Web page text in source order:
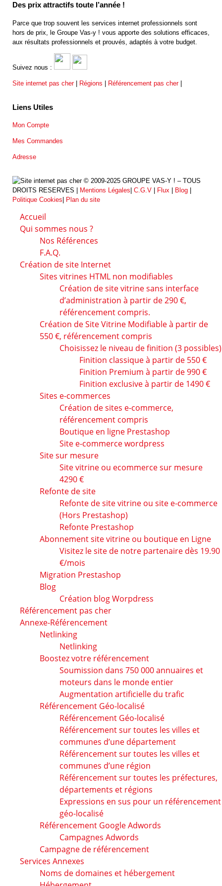
Des prix attractifs toute l’année !
Parce que trop souvent les services internet professionnels sont
hors de prix, le Groupe Vas-y ! vous apporte des solutions efficaces,
aux résultats professionnels et prouvés, adaptés à votre budget.
Suivez nous :
Site internet pas cher| Régions | Référencement pas cher|
Liens Utiles
Mon Compte
Mes Commandes
Adresse
© 2009-2025 GROUPE VAS-Y ! – TOUS
DROITS RESERVES |
Mentions Légales C.G.V Flux Blog
Politique Cookies
Plan du site
Accueil
Qui sommes nous ?
Nos Références
F.A.Q.
Création de site Internet
Sites vitrines HTML non modifiables
Création de site vitrine sans interface
d’administration à partir de 290 €,
référencement compris.
Création de Site Vitrine Modifiable à partir de
550 €, référencement compris
Choisissez le niveau de finition (3 possibles)
Finition classique à partir de 550 €
Finition Premium à partir de 990 €
Finition exclusive à partir de 1490 €
Sites e-commerces
Création de sites e-commerce,
référencement compris
Boutique en ligne Prestashop
Site e-commerce wordpress
Site sur mesure
Site vitrine ou ecommerce sur mesure
4290 €
Refonte de site
Refonte de site vitrine ou site e-commerce
(Hors Prestashop)
Refonte Prestashop
Abonnement site vitrine ou boutique en Ligne
Visitez le site de notre partenaire dès 19.90
€/mois
Migration Prestashop
Blog
Création blog Worpdress
Référencement pas cher
Annexe-Référencement
Netlinking
Netlinking
Boostez votre référencement
Soumission dans 750 000 annuaires et
moteurs dans le monde entier
Augmentation artificielle du trafic
Référencement Géo-localisé
Référencement Géo-localisé
Référencement sur toutes les villes et
communes d’une département
Référencement sur toutes les villes et
communes d’une région
Référencement sur toutes les préfectures,
départements et régions
Expressions en sus pour un référencement
géo-localisé
Référencement Google Adwords
Campagnes Adwords
Campagne de référencement
Services Annexes
Noms de domaines et hébergement